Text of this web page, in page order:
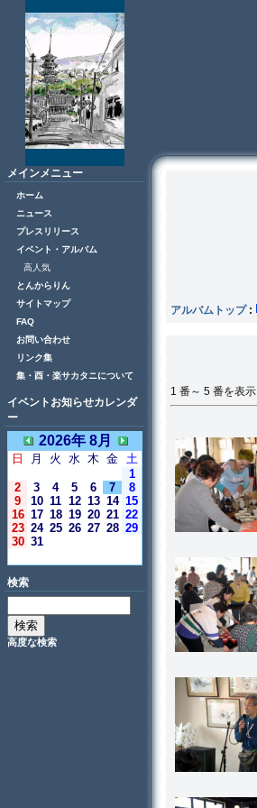
メインメニュー
ホーム
ニュース
プレスリリース
イベント・アルバム
高人気
とんからりん
サイトマップ
FAQ
お問い合わせ
リンク集
集・酉・楽サカタニについて
イベントお知らせカレンダ
ー
2026年 8月
日 月 火 水 木 金 土
1
2
3 4 5 6 7
8
9
10 11 12 13 14 15
16 17 18 19 20 21 22
23 24 25 26 27 28 29
30 31
検索
高度な検索
アルバムトップ:
1 番～ 5 番を表